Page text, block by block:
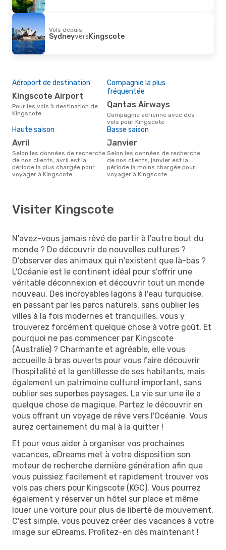
Vols depuis
SydneyversKingscote
Aéroport de destination
Kingscote Airport
Pour les vols à destination de
Kingscote
Compagnie la plus
fréquentée
Qantas Airways
Compagnie aérienne avec des
vols pour Kingscote
Haute saison
avril
Selon les données de recherche
de nos clients, avril est la
période la plus chargée pour
voyager à Kingscote
Basse saison
janvier
Selon les données de recherche
de nos clients, janvier est la
période la moins chargée pour
voyager à Kingscote
Visiter Kingscote
N'avez-vous jamais rêvé de partir à l'autre bout du
monde ? De découvrir de nouvelles cultures ?
D'observer des animaux qui n'existent que là-bas ?
L'Océanie est le continent idéal pour s'offrir une
véritable déconnexion et découvrir tout un monde
nouveau. Des incroyables lagons à l'eau turquoise,
en passant par les parcs naturels, sans oublier les
villes à la fois modernes et tranquilles, vous y
trouverez forcément quelque chose à votre goût. Et
pourquoi ne pas commencer par Kingscote
(Australie) ? Charmante et agréable, elle vous
accueille à bras ouverts pour vous faire découvrir
l'hospitalité et la gentillesse de ses habitants, mais
également un patrimoine culturel important, sans
oublier ses superbes paysages. La vie sur une île a
quelque chose de magique. Partez le découvrir en
vous offrant un voyage de rêve vers l'Océanie. Vous
aurez certainement du mal à la quitter !
Et pour vous aider à organiser vos prochaines
vacances, eDreams met à votre disposition son
moteur de recherche dernière génération afin que
vous puissiez facilement et rapidement trouver vos
vols pas chers pour Kingscote (KGC). Vous pourrez
également y réserver un hôtel sur place et même
louer une voiture pour plus de liberté de mouvement.
C'est simple, vous pouvez créer des vacances à votre
image sur eDreams. Profitez-en dès maintenant !